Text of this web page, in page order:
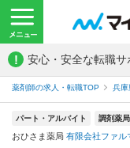
! 安心・安全な転職サ
薬剤師の求人・転職TOP 兵庫
パート・アルバイト 調剤薬局
おひさま薬局 有限会社ファル